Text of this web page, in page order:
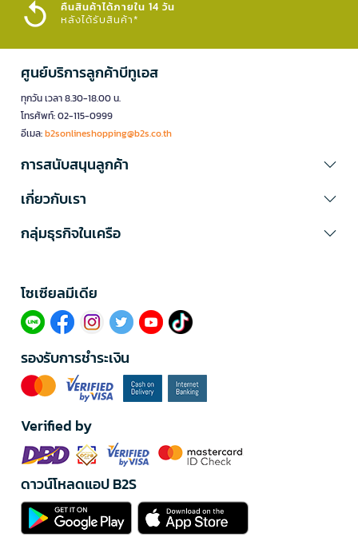
คืนสินค้าได้ภายใน 14 วัน
หลังได้รับสินค้า*
ศูนย์บริการลูกค้าบีทูเอส
ทุกวัน เวลา 8.30-18.00 น.
โทรศัพท์: 02-115-0999
อีเมล:b2sonlineshopping@b2s.co.th
การสนับสนุนลูกค้า
เกี่ยวกับเรา
กลุ่มธุรกิจในเครือ
โซเซียลมีเดีย​
รองรับการชำระเงิน
Verified by
ดาวน์โหลดแอป B2S